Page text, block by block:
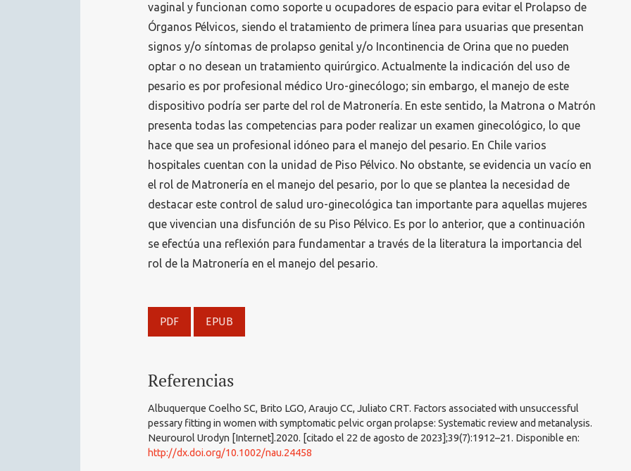
vaginal y funcionan como soporte u ocupadores de espacio para evitar el Prolapso de
Órganos Pélvicos, siendo el tratamiento de primera línea para usuarias que presentan
signos y/o síntomas de prolapso genital y/o Incontinencia de Orina que no pueden
optar o no desean un tratamiento quirúrgico. Actualmente la indicación del uso de
pesario es por profesional médico Uro-ginecólogo; sin embargo, el manejo de este
dispositivo podría ser parte del rol de Matronería. En este sentido, la Matrona o Matrón
presenta todas las competencias para poder realizar un examen ginecológico, lo que
hace que sea un profesional idóneo para el manejo del pesario. En Chile varios
hospitales cuentan con la unidad de Piso Pélvico. No obstante, se evidencia un vacío en
el rol de Matronería en el manejo del pesario, por lo que se plantea la necesidad de
destacar este control de salud uro-ginecológica tan importante para aquellas mujeres
que vivencian una disfunción de su Piso Pélvico. Es por lo anterior, que a continuación
se efectúa una reflexión para fundamentar a través de la literatura la importancia del
rol de la Matronería en el manejo del pesario.
PDF EPUB
Referencias
Albuquerque Coelho SC, Brito LGO, Araujo CC, Juliato CRT. Factors associated with unsuccessful
pessary fitting in women with symptomatic pelvic organ prolapse: Systematic review and metanalysis.
Neurourol Urodyn [Internet].2020. [citado el 22 de agosto de 2023];39(7):1912–21. Disponible en:
http://dx.doi.org/10.1002/nau.24458